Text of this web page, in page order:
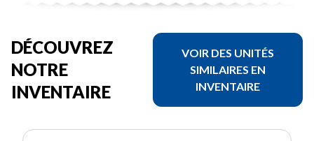
DÉCOUVREZ
NOTRE
INVENTAIRE
VOIR DES UNITÉS
SIMILAIRES EN
INVENTAIRE